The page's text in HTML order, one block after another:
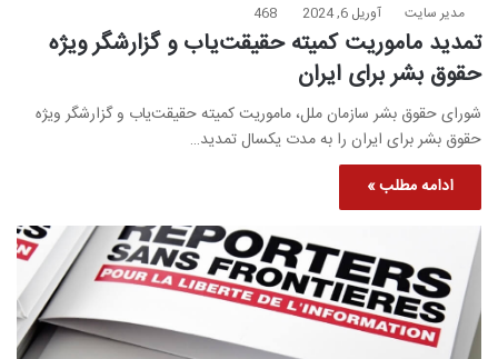
مدیر سایت آوریل 6, 2024 468
تمدید ماموریت کمیته حقیقت‌یاب و گزارشگر ویژه
حقوق بشر برای ایران
شورای حقوق بشر سازمان ملل، ماموریت کمیته حقیقت‌یاب و گزارشگر ویژه
حقوق بشر برای ایران را به مدت یکسال تمدید…
ادامه مطلب »